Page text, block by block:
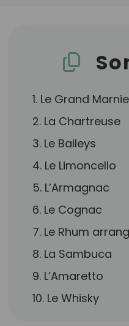
1. Le Grand
2. La Chartreuse
3. Le Baileys
4. Le Limoncello
5. L’Armagnac
6. Le Cognac
7. Le Rhum
8. La Sambuca
9. L’Amaretto
10. Le Whisky